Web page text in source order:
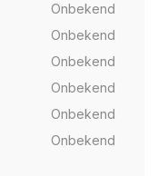
Onbekend
Onbekend
Onbekend
Onbekend
Onbekend
Onbekend